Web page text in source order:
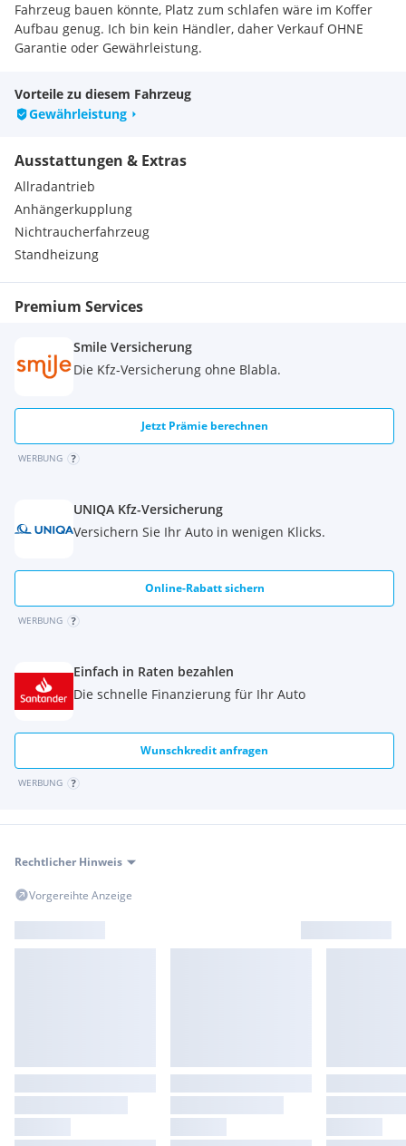
Fahrzeug bauen könnte, Platz zum schlafen wäre im Koffer
Aufbau genug. Ich bin kein Händler, daher Verkauf OHNE
Garantie oder Gewährleistung.
Vorteile zu diesem Fahrzeug
Gewährleistung
Ausstattungen & Extras
Allradantrieb
Anhängerkupplung
Nichtraucherfahrzeug
Standheizung
Premium Services
Smile Versicherung
Die Kfz-Versicherung ohne Blabla.
Jetzt Prämie berechnen
WERBUNG
UNIQA Kfz-Versicherung
Versichern Sie Ihr Auto in wenigen Klicks.
Online-Rabatt sichern
WERBUNG
Einfach in Raten bezahlen
Die schnelle Finanzierung für Ihr Auto
Wunschkredit anfragen
WERBUNG
Rechtlicher Hinweis
Vorgereihte Anzeige